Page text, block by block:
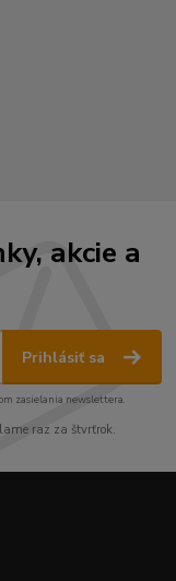
akcie a
Prihlásiť sa
zasielania newslettera.
raz za štvrťrok.